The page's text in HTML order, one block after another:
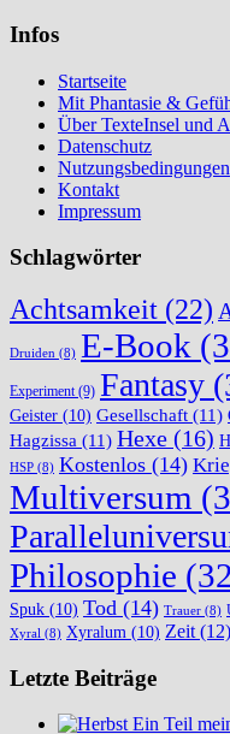
Infos
Startseite
Mit Phantasie &
Über TexteInsel und
Datenschutz
Nutzungsbedingungen
Kontakt
Impressum
Schlagwörter
Achtsamkeit (22)
Druiden (8) E-Book
Experiment(9) Fantasy
Geister (10) Gesellschaft (11)
Hagzissa (11) Hexe (16)
HSP (8) Kostenlos (14)
Multiversum
Philosophie
Spuk (10) Tod (14) Trauer (8)
Xyral (8) Xyralum (10) Zeit (12)
Letzte Beiträge
Ein Teil